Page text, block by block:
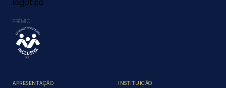
PRÉMIO
APRESENTAÇÃO
INSTITUIÇÃO